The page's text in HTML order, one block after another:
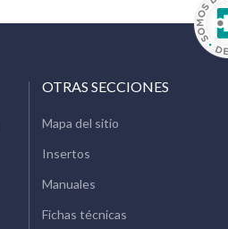
OTRAS SECCIONES
Mapa del sitio
Insertos
Manuales
Fichas técnicas